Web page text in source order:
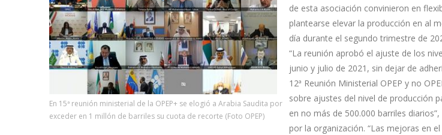
En 15ª reunión ministerial de la OPEP+ se elogió a Arabia Saudita por
exceder en 1 millón de barriles su cuota de recorte (Foto OPEP)
de esta asociación convinieron en
plantearse elevar la producción en al
día durante el segundo trimestre de
“La reunión aprobó el ajuste de los
junio y julio de 2021, sin dejar de
12ª Reunión Ministerial OPEP y no
sobre ajustes del nivel de producción
en no más de 500.000 barriles
por la organización. “Las mejoras en